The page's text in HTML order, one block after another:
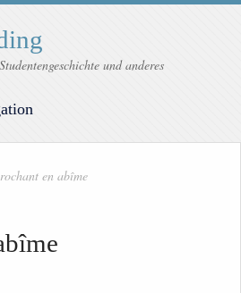
und anderes
en abîme